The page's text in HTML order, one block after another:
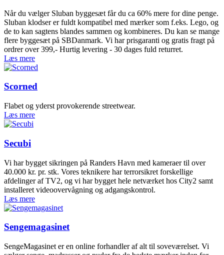
Når du vælger Sluban byggesæt får du ca 60% mere for dine penge.
Sluban klodser er fuldt kompatibel med mærker som f.eks. Lego, og
de to kan sagtens blandes sammen og kombineres. Du kan se mange
flere byggesæt på SBDanmark. Vi har prisgaranti og gratis fragt på
ordrer over 399,- Hurtig levering - 30 dages fuld returret.
Læs mere
Scorned
Flabet og yderst provokerende streetwear.
Læs mere
Secubi
Vi har bygget sikringen på Randers Havn med kameraer til over
40.000 kr. pr. stk. Vores teknikere har terrorsikret forskellige
afdelinger af TV2, og vi har bygget hele netværket hos City2 samt
installeret videoovervågning og adgangskontrol.
Læs mere
Sengemagasinet
SengeMagasinet er en online forhandler af alt til soveværelset. Vi